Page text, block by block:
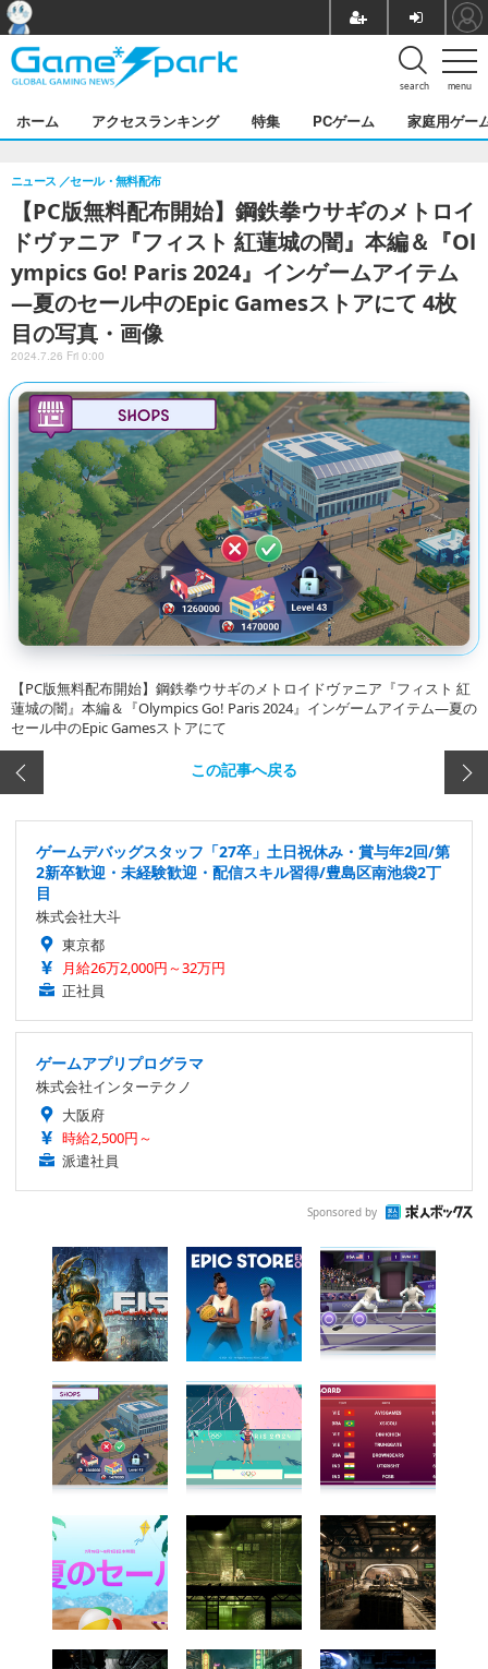
menu
search
ホーム アクセスランキング 特集 PCゲーム 家庭用ゲー
【PC版無料配布開始】鋼鉄拳ウサギのメトロイ
ドヴァニア『フィスト 紅蓮城の闇』本編＆『Ol
ympics Go! Paris 2024』インゲームアイテム
―夏のセール中のEpic Gamesストアにて 4枚
目の写真・画像
ニュース セール・無料配布
2024.7.26 Fri 0:00
【PC版無料配布開始】鋼鉄拳ウサギのメトロイドヴァニア『フィスト 紅
蓮城の闇』本編＆『Olympics Go! Paris 2024』インゲームアイテム―夏の
セール中のEpic Gamesストアにて
この記事へ戻る
ゲームデバッグスタッフ「27卒」土日祝休み・賞与年2回/第
2新卒歓迎・未経験歓迎・配信スキル習得/豊島区南池袋2丁
目
株式会社大斗
東京都
月給26万2,000円～32万円
正社員
ゲームアプリプログラマ
株式会社インターテクノ
大阪府
時給2,500円～
派遣社員
Sponsored by